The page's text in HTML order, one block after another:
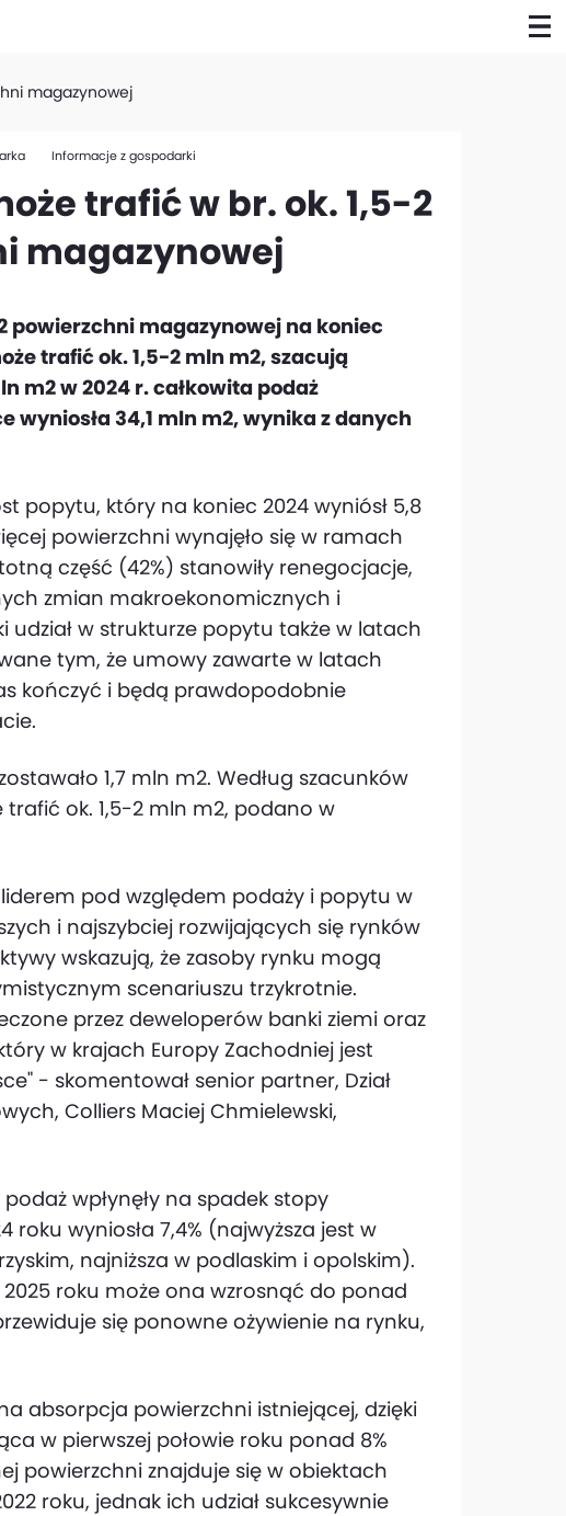
magazynowej
Informacje z gospodarki
trafić w br. ok. 1,5-2
magazynowej
powierzchni magazynowej na koniec
trafić ok. 1,5-2 mln m2, szacują
m2 w 2024 r. całkowita podaż
wyniosła 34,1 mln m2, wynika z danych
popytu, który na koniec 2024 wyniósł 5,8
powierzchni wynajęło się w ramach
część (42%) stanowiły renegocjacje,
zmian makroekonomicznych i
w strukturze popytu także w latach
tym, że umowy zawarte w latach
kończyć i będą prawdopodobnie
1,7 mln m2. Według szacunków
ok. 1,5-2 mln m2, podano w
pod względem podaży i popytu w
i najszybciej rozwijających się rynków
wskazują, że zasoby rynku mogą
scenariuszu trzykrotnie.
przez deweloperów banki ziemi oraz
w krajach Europy Zachodniej jest
- skomentował senior partner, Dział
Colliers Maciej Chmielewski,
wpłynęły na spadek stopy
wyniosła 7,4% (najwyższa jest w
najniższa w podlaskim i opolskim).
roku może ona wzrosnąć do ponad
się ponowne ożywienie na rynku,
absorpcja powierzchni istniejącej, dzięki
w pierwszej połowie roku ponad 8%
powierzchni znajduje się w obiektach
roku, jednak ich udział sukcesywnie